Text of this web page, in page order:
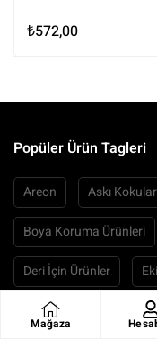
₺572,00
Mağaza
Popüler Ürün Tagleri
Areon Askı Kokular
Boya Koruma Ürünleri
Deri İçin Ürünler
Hare Giderici Cilalar